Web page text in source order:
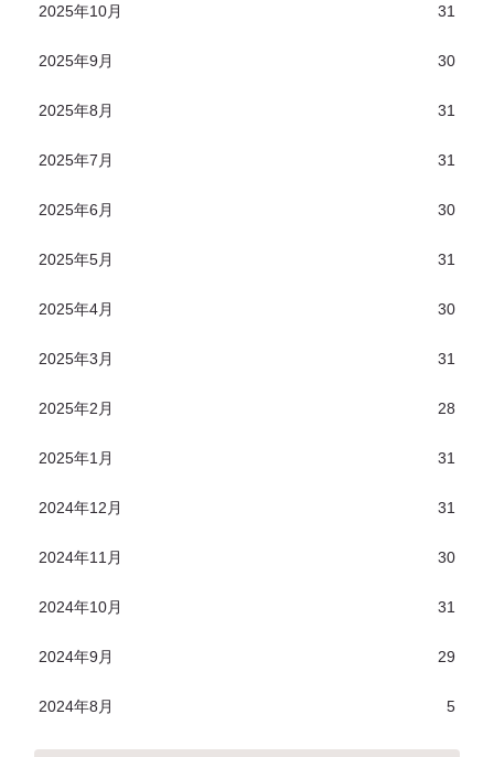
2025年10月 31
2025年9月 30
2025年8月 31
2025年7月 31
2025年6月 30
2025年5月 31
2025年4月 30
2025年3月 31
2025年2月 28
2025年1月 31
2024年12月 31
2024年11月 30
2024年10月 31
2024年9月 29
2024年8月 5